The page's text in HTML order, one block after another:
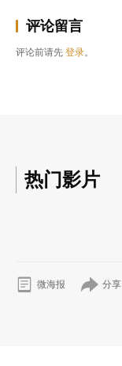
评论留言
评论前请先 登录。
热门影片
微海报 分享